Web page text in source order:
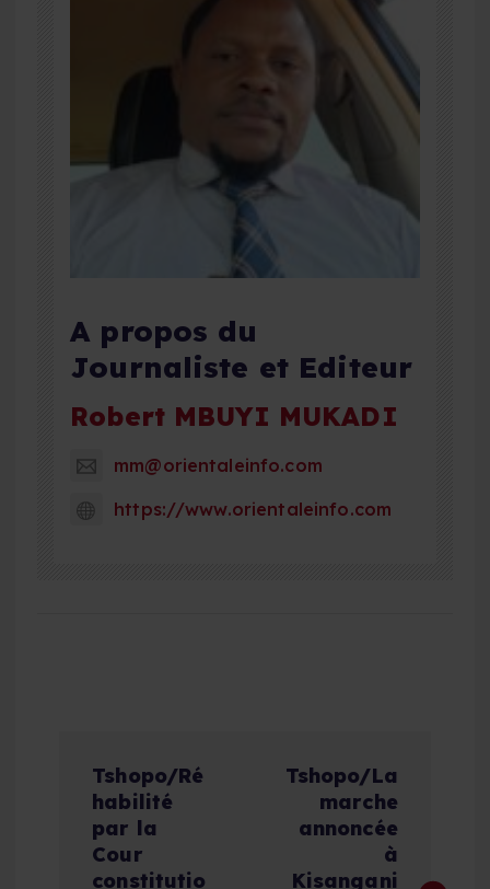
A propos du
Journaliste et Editeur
Robert MBUYI MUKADI
mm@orientaleinfo.com
https://www.orientaleinfo.com
Tshopo/Ré
habilité
par la
Cour
constitutio
Tshopo/La
marche
annoncée
à
Kisangani